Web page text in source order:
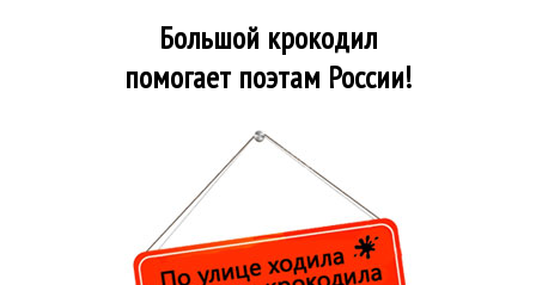
Большой крокодил
помогает поэтам России!